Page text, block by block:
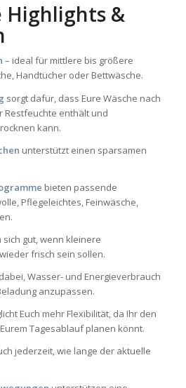
Highlights &
– ideal für mittlere bis größere
Handtücher oder Bettwäsche.
sorgt dafür, dass Eure Wäsche nach
Restfeuchte enthält und
kann.
unterstützt einen sparsamen
bieten passende
Pflegeleichtes, Feinwäsche,
sich gut, wenn kleinere
frisch sein sollen.
Wasser- und Energieverbrauch
anzupassen.
Euch mehr Flexibilität, da Ihr den
Tagesablauf planen könnt.
jederzeit, wie lange der aktuelle